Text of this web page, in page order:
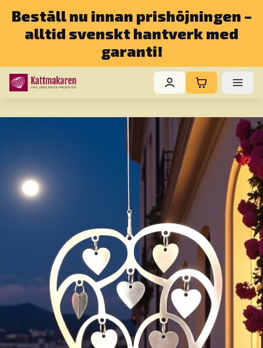
Beställ nu innan prishöjningen –
alltid svenskt hantverk med
garanti!